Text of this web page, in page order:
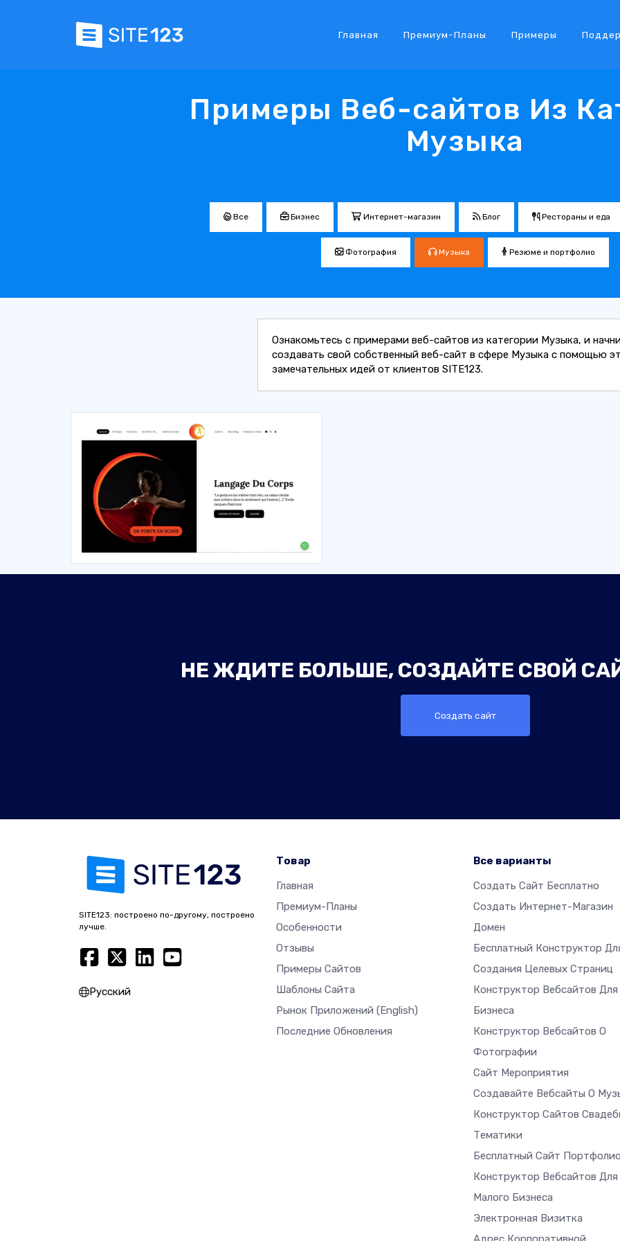
Главная Премиум-Планы Примеры
Примеры Веб-сайтов Из
Музыка
Все Бизнес Интернет-магазин Блог Рестораны и еда
Фотография Музыка Резюме и портфолио
Ознакомьтесь с примерами веб-сайтов из категории Музыка, и
создавать свой собственный веб-сайт в сфере Музыка с помощью
замечательных идей от клиентов SITE123.
НЕ ЖДИТЕ БОЛЬШЕ, СОЗДАЙТЕ СВОЙ
Создать сайт
SITE123: построено по-другому, построено
лучше.
Русский
Товар
Главная
Премиум-Планы
Особенности
Отзывы
Примеры Сайтов
Шаблоны Сайта
Рынок Приложений (English)
Последние Обновления
Все варианты
Создать Сайт Бесплатно
Создать Интернет-Магазин
Домен
Бесплатный Конструктор
Создания Целевых Страниц
Конструктор Вебсайтов Для
Бизнеса
Конструктор Вебсайтов О
Фотографии
Сайт Мероприятия
Создавайте Вебсайты О
Конструктор Сайтов
Тематики
Бесплатный Сайт Портфолио
Конструктор Вебсайтов Для
Малого Бизнеса
Электронная Визитка